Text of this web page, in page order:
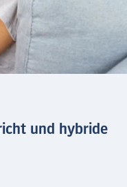
und hybride